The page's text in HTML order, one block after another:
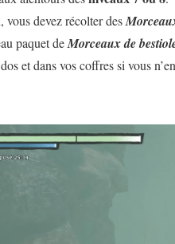
vous devez récolter des
paquet deMorceaux de
et dans vos coffres si vous